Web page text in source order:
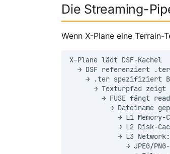
Die Streaming-
Wenn X-Plane eine